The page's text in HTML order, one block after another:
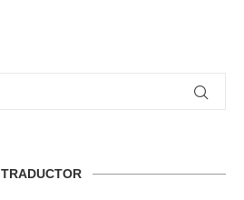
TRADUCTOR